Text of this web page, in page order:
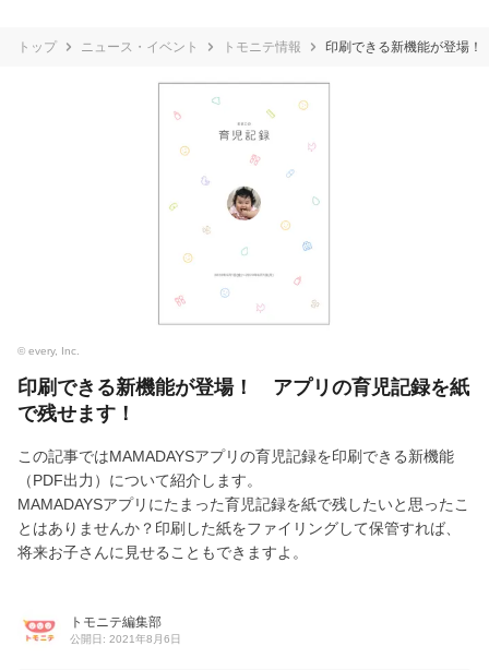
トップ ニュース・イベント トモニテ情報 印刷できる新機能が登場
© every, Inc.
印刷できる新機能が登場！ アプリの育児記録を紙
で残せます！
この記事ではMAMADAYSアプリの育児記録を印刷できる新機能
（PDF出力）について紹介します。
MAMADAYSアプリにたまった育児記録を紙で残したいと思ったこ
とはありませんか？印刷した紙をファイリングして保管すれば、
将来お子さんに見せることもできますよ。
トモニテ編集部
公開日: 2021年8月6日